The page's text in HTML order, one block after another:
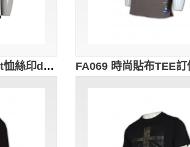
T527在線訂做t-shirt t恤絲印diy 訂製環保T恤 tee專門店 黑色